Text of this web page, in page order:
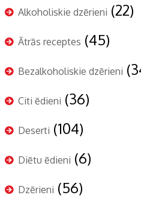
Alkoholiskie dzērieni (22)
Ātrās receptes (45)
Bezalkoholiskie dzērieni
Citi ēdieni (36)
Deserti (104)
Diētu ēdieni (6)
Dzērieni (56)